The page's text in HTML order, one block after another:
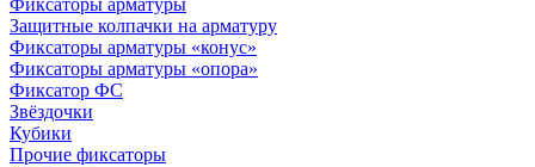
Фиксаторы арматуры
Защитные колпачки на арматуру
Фиксаторы арматуры «конус»
Фиксаторы арматуры «опора»
Фиксатор ФС
Звёздочки
Кубики
Прочие фиксаторы